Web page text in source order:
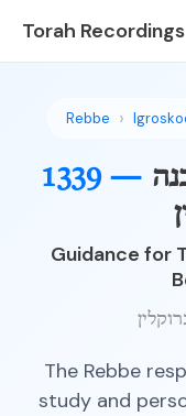
Torah Recordings
Rebbe
1339 —
Guidance for
The Rebbe
study and